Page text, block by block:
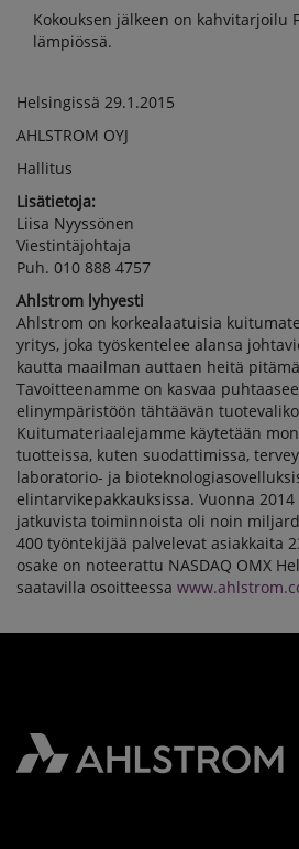
Kokouksen jälkeen on kahvitarjoilu
lämpiössä.
Helsingissä 29.1.2015
AHLSTROM OYJ
Hallitus
Lisätietoja:
Liisa Nyyssönen
Viestintäjohtaja
Puh. 010 888 4757
Ahlstrom lyhyesti
Ahlstrom on korkealaatuisia
yritys, joka työskentelee alansa
kautta maailman auttaen heitä
Tavoitteenamme on kasvaa
elinympäristöön tähtäävän
Kuitumateriaalejamme käytetään
tuotteissa, kuten suodattimissa,
laboratorio- ja
elintarvikepakkauksissa. Vuonna
jatkuvista toiminnoista oli noin
400 työntekijää palvelevat asiakkaita
osake on noteerattu NASDAQ OMX
saatavilla osoitteessa